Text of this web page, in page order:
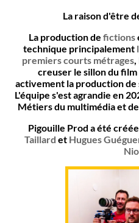
La raison d'être
La production de fictions
technique principalement
premiers courts métrages,
creuser le sillon du
activement la production de
L'équipe s'est agrandie en
Métiers du multimédia et
Pigouille Prod a été
Taillard et Hugues